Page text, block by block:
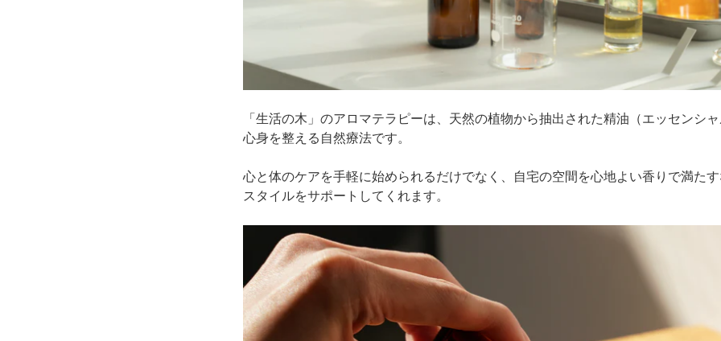
「生活の木」のアロマテラピーは、天然の植物から抽出された精油（エッセンシ
心身を整える自然療法です。
心と体のケアを手軽に始められるだけでなく、自宅の空間を心地よい香りで満た
スタイルをサポートしてくれます。